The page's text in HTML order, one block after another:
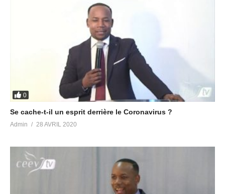
0
Se cache-t-il un esprit derrière le Coronavirus ?
Admin 28 AVRIL 2020